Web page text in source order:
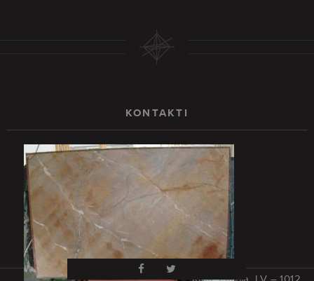
KONTAKTI
Rīga, Latvija, LV – 1012